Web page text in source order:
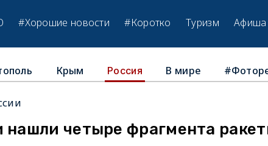
#Хорошие новости #Коротко Туризм Афиша
Крым Россия В мире
нашли четыре фрагмента